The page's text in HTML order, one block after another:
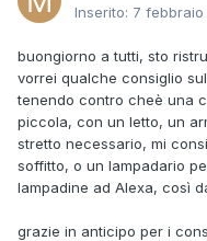
Inserito: 7 febbraio
buongiorno a tutti, sto
vorrei qualche consiglio
tenendo contro cheè una
piccola, con un letto, un
stretto necessario, mi
soffitto, o un lampadario
lampadine ad Alexa, così
grazie in anticipo per i